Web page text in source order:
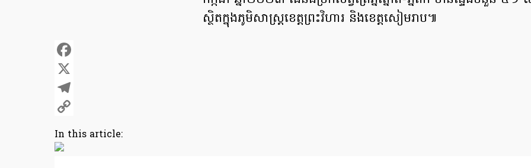
ស្ថិតក្នុងភូមិសាស្ត្រខេត្តព្រះវិហារ និងខេត្តសៀមរាប៕
Facebook
X
Telegram
Link
In this article: